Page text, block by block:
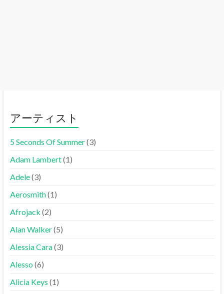
アーティスト
5 Seconds Of Summer(3)
Adam Lambert(1)
Adele(3)
Aerosmith(1)
Afrojack (2)
Alan Walker(5)
Alessia Cara(3)
Alesso(6)
Alicia Keys (1)